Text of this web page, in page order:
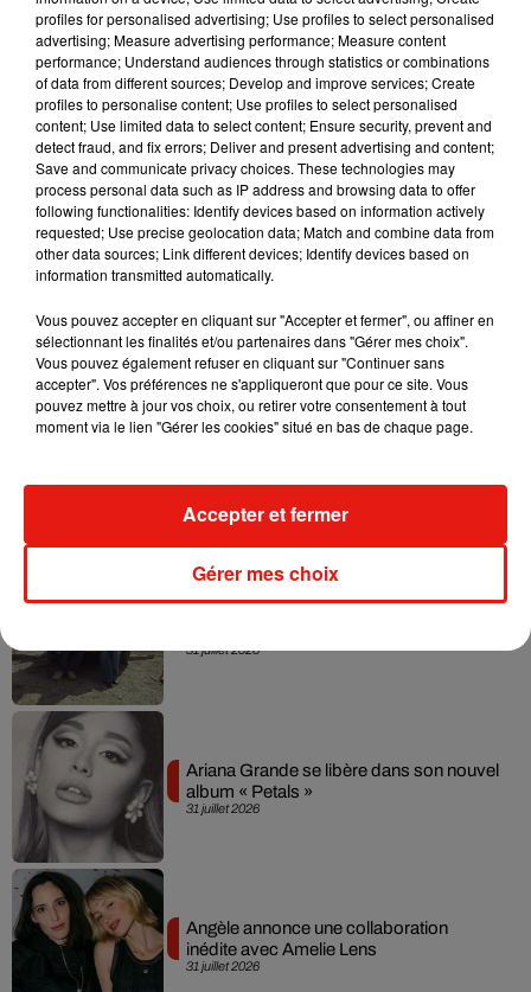
Musique
5 août 2026
Benny Blanco invite Selena Gomez et
Becky G sur son nouveau single
4 août 2026
live session solaire
31 juillet 2026
31 juillet 2026
Ariana Grande se libère dans son nouvel
album « Petals »
31 juillet 2026
Angèle annonce une collaboration
inédite avec Amelie Lens
profiles for personalised advertising; Use profiles to select personalised
advertising; Measure advertising performance; Measure content
performance; Understand audiences through statistics or combinations
of data from different sources; Develop and improve services; Create
profiles to personalise content; Use profiles to select personalised
content; Use limited data to select content; Ensure security, prevent and
detect fraud, and fix errors; Deliver and present advertising and content;
Save and communicate privacy choices. These technologies may
process personal data such as IP address and browsing data to offer
following functionalities: Identify devices based on information actively
requested; Use precise geolocation data; Match and combine data from
other data sources; Link different devices; Identify devices based on
information transmitted automatically.
Vous pouvez accepter en cliquant sur "Accepter et fermer", ou affiner en
sélectionnant les finalités et/ou partenaires dans "Gérer mes choix".
Vous pouvez également refuser en cliquant sur "Continuer sans
accepter". Vos préférences ne s'appliqueront que pour ce site. Vous
pouvez mettre à jour vos choix, ou retirer votre consentement à tout
moment via le lien "Gérer les cookies" situé en bas de chaque page.
Gérer mes choix
Accepter et fermer